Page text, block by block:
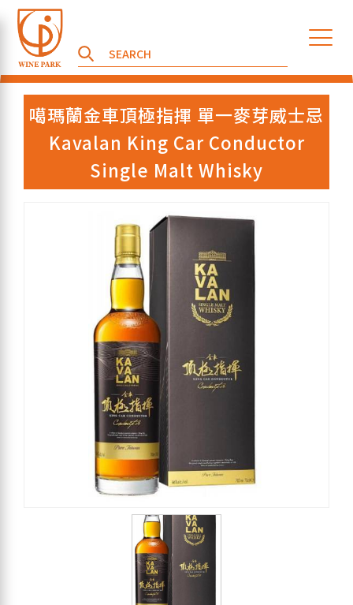
噶瑪蘭金車頂極指揮 單一麥芽威士忌
Kavalan King Car Conductor
Single Malt Whisky